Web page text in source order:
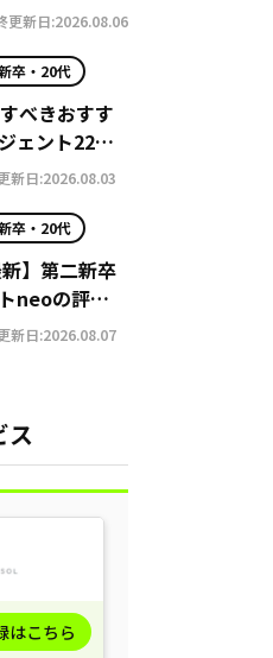
更新日:2026.08.06
卒・20代
べきおすす
ェント22選
】
新日:2026.08.03
卒・20代
新】第二新卒
neoの評判
Google口コ
新日:2026.08.07
ス
はこちら